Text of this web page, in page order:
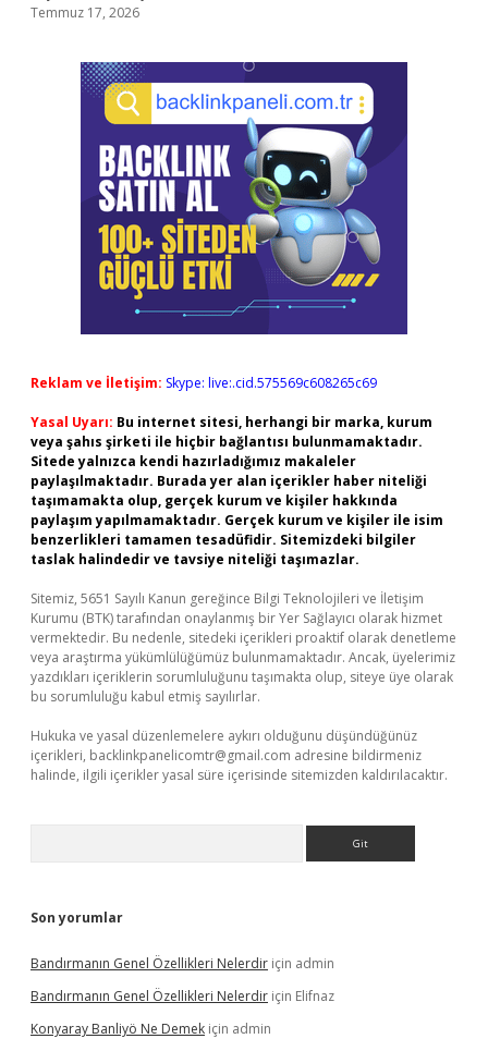
Temmuz 17, 2026
Reklam ve İletişim: Skype: live:.cid.575569c608265c69
Yasal Uyarı: Bu internet sitesi, herhangi bir marka, kurum
veya şahıs şirketi ile hiçbir bağlantısı bulunmamaktadır.
Sitede yalnızca kendi hazırladığımız makaleler
paylaşılmaktadır. Burada yer alan içerikler haber niteliği
taşımamakta olup, gerçek kurum ve kişiler hakkında
paylaşım yapılmamaktadır. Gerçek kurum ve kişiler ile isim
benzerlikleri tamamen tesadüfidir. Sitemizdeki bilgiler
taslak halindedir ve tavsiye niteliği taşımazlar.
Sitemiz, 5651 Sayılı Kanun gereğince Bilgi Teknolojileri ve İletişim
Kurumu (BTK) tarafından onaylanmış bir Yer Sağlayıcı olarak hizmet
vermektedir. Bu nedenle, sitedeki içerikleri proaktif olarak denetleme
veya araştırma yükümlülüğümüz bulunmamaktadır. Ancak, üyelerimiz
yazdıkları içeriklerin sorumluluğunu taşımakta olup, siteye üye olarak
bu sorumluluğu kabul etmiş sayılırlar.
Hukuka ve yasal düzenlemelere aykırı olduğunu düşündüğünüz
içerikleri, backlinkpanelicomtr@gmail.com adresine bildirmeniz
halinde, ilgili içerikler yasal süre içerisinde sitemizden kaldırılacaktır.
Son yorumlar
Bandırmanın Genel Özellikleri Nelerdir için admin
Bandırmanın Genel Özellikleri Nelerdir için Elifnaz
Konyaray Banliyö Ne Demek için admin